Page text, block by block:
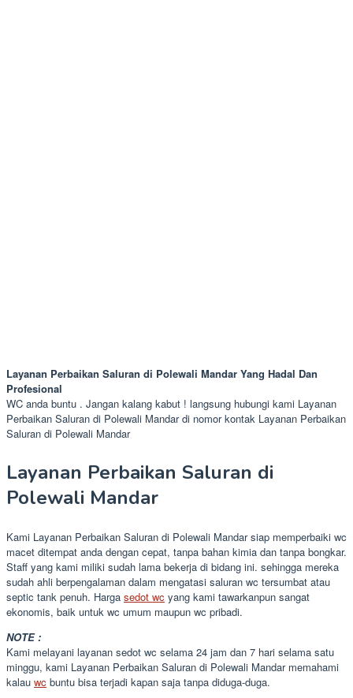
Layanan Perbaikan Saluran di Polewali Mandar Yang Hadal Dan
Profesional
WC anda buntu . Jangan kalang kabut ! langsung hubungi kami Layanan
Perbaikan Saluran di Polewali Mandar di nomor kontak Layanan Perbaikan
Saluran di Polewali Mandar
Layanan Perbaikan Saluran di
Polewali Mandar
Kami Layanan Perbaikan Saluran di Polewali Mandar siap memperbaiki wc
macet ditempat anda dengan cepat, tanpa bahan kimia dan tanpa bongkar.
Staff yang kami miliki sudah lama bekerja di bidang ini. sehingga mereka
sudah ahli berpengalaman dalam mengatasi saluran wc tersumbat atau
septic tank penuh. Harga sedot wc yang kami tawarkanpun sangat
ekonomis, baik untuk wc umum maupun wc pribadi.
NOTE :
Kami melayani layanan sedot wc selama 24 jam dan 7 hari selama satu
minggu, kami Layanan Perbaikan Saluran di Polewali Mandar memahami
kalau wc buntu bisa terjadi kapan saja tanpa diduga-duga.